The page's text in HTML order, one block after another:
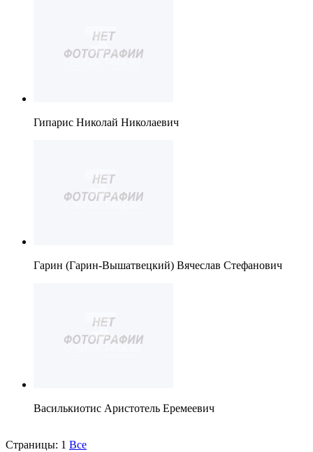
Гипарис Николай Николаевич
Гарин (Гарин-Вышатвецкий) Вячеслав Стефанович
Василькиотис Аристотель Еремеевич
Страницы: 1 Все